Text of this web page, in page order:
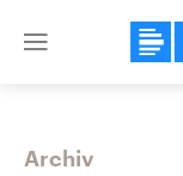
Close
Archiv